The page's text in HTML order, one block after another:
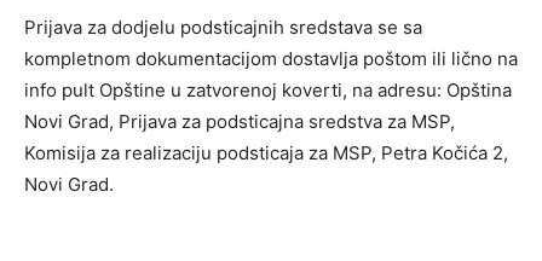
Prijava za dodjelu podsticajnih sredstava se sa
kompletnom dokumentacijom dostavlјa poštom ili lično na
info pult Opštine u zatvorenoj koverti, na adresu: Opština
Novi Grad, Prijava za podsticajna sredstva za MSP,
Komisija za realizaciju podsticaja za MSP, Petra Kočića 2,
Novi Grad.